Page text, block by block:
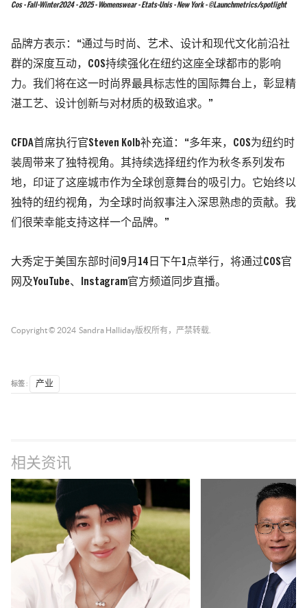
Cos - Fall-Winter2024 - 2025 - Womenswear - Etats-Unis - New York - ©Launchmetrics/spotlight
品牌方表示：“通过与时尚、艺术、设计和现代文化前沿社
群的深度互动，COS持续强化在纽约这座全球都市的影响
力。我们将在这一时尚界最具标志性的国际舞台上，彰显精
湛工艺、设计创新与对材质的极致追求。”
CFDA首席执行官Steven Kolb补充道：“多年来，COS为纽约时
装周带来了独特视角。其持续选择纽约作为秋冬系列发布
地，印证了这座城市作为全球创意舞台的吸引力。它始终以
独特的纽约视角，为全球时尚叙事注入深思熟虑的贡献。我
们很荣幸能支持这样一个品牌。”
大秀定于美国东部时间9月14日下午1点举行，将通过COS官
网及YouTube、Instagram官方频道同步直播。
Copyright © 2024 Sandra Halliday版权所有，严禁转载.
标签 : 产业
相关资讯